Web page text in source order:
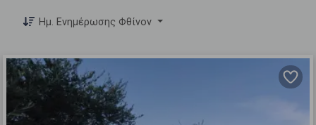
Ημ. Ενημέρωσης Φθίνον